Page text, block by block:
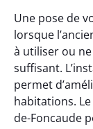
Une pose de
lorsque
à utiliser ou
suffisant.
permet
habitations.
de-Foncaude